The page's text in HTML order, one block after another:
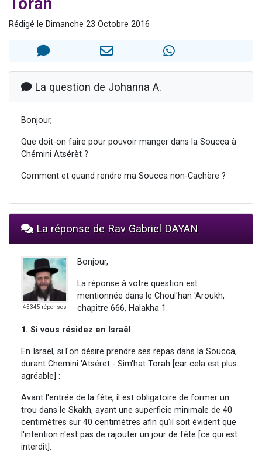
Ariel vient de donner son Maasser
Rédigé le Dimanche 23 Octobre 2016
La question de Johanna A.
Bonjour,
Que doit-on faire pour pouvoir manger dans la Soucca à
Chémini Atsérèt ?
Comment et quand rendre ma Soucca non-Cachère ?
La réponse de Rav Gabriel DAYAN
45345 réponses
Bonjour,
La réponse à votre question est
mentionnée dans le Choul'han 'Aroukh,
chapitre 666, Halakha 1.
1. Si vous résidez en Israël
En Israël, si l'on désire prendre ses repas dans la Soucca,
durant Chemini 'Atséret - Sim'hat Torah [car cela est plus
agréable] :
Avant l'entrée de la fête, il est obligatoire de former un
trou dans le Skakh, ayant une superficie minimale de 40
centimètres sur 40 centimètres afin qu'il soit évident que
l'intention n'est pas de rajouter un jour de fête [ce qui est
interdit].